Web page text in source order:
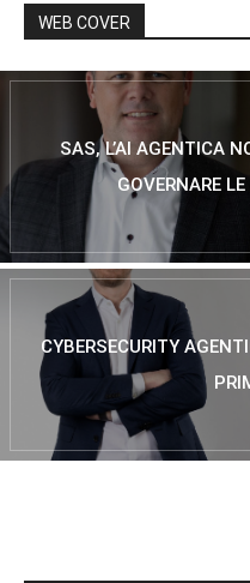
WEB COVER
SAS, L’AI AGENTICA
GOVERNARE
CYBERSECURITY